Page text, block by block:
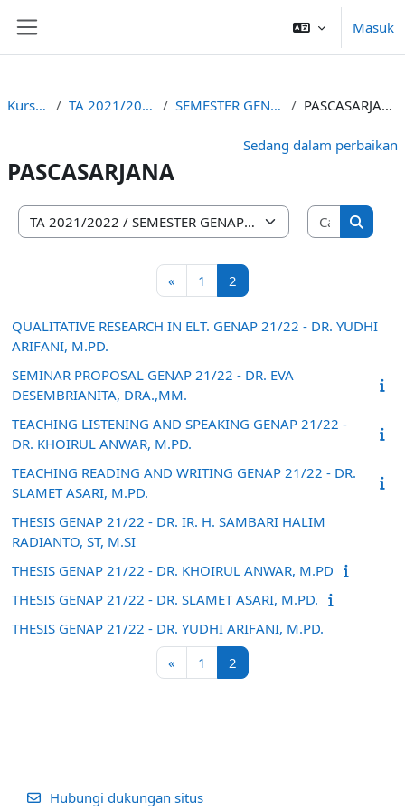
Masuk
Kursus TA 2021/2022 SEMESTER GENAP PASCASARJANA
Sedang dalam perbaikan
PASCASARJANA
Kategori kursus
Cari
Cari
« Laman sebelumnya
1 Halaman 1
2
QUALITATIVE RESEARCH IN ELT. GENAP 21/22 - DR. YUDHI
ARIFANI, M.PD.
SEMINAR PROPOSAL GENAP 21/22 - DR. EVA
DESEMBRIANITA, DRA.,MM.
TEACHING LISTENING AND SPEAKING GENAP 21/22 -
DR. KHOIRUL ANWAR, M.PD.
TEACHING READING AND WRITING GENAP 21/22 - DR.
SLAMET ASARI, M.PD.
THESIS GENAP 21/22 - DR. IR. H. SAMBARI HALIM
RADIANTO, ST, M.SI
THESIS GENAP 21/22 - DR. KHOIRUL ANWAR, M.PD
THESIS GENAP 21/22 - DR. SLAMET ASARI, M.PD.
THESIS GENAP 21/22 - DR. YUDHI ARIFANI, M.PD.
« Laman sebelumnya
1 Halaman 1
2
Hubungi dukungan situs